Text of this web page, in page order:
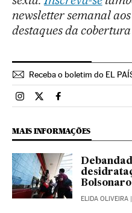
newsletter semanal
destaques da
Receba o boletim do EL
Brasil El País Brasil en
Brasil El País Brasil en
Brasil El País
MAIS INFORMAÇÕES
Bolsonaro
ELIDA OLIVEIRA